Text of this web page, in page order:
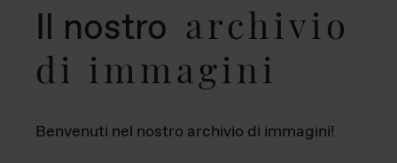
Il nostro archivio
di immagini
Benvenuti nel nostro archivio di immagini!